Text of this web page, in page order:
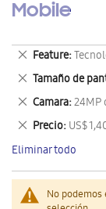
Mobile
No
Feature
Eliminar
este
artículo
Tamaño de
Eliminar
este
artículo
Camara 24MP
Eliminar
este
artículo
Precio US$
Eliminar
este
artículo
Eliminar todo